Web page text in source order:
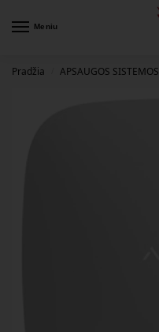
Meniu
Pradžia APSAUGOS SISTEMOS